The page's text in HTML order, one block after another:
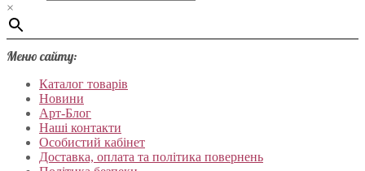
×
Меню сайту:
Каталог товарів
Новини
Арт-Блог
Наші контакти
Особистий кабінет
Доставка, оплата та політика повернень